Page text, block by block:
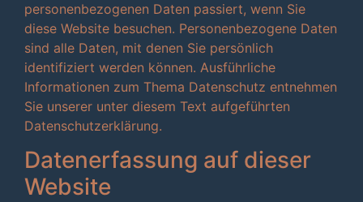
personenbezogenen Daten passiert, wenn Sie
diese Website besuchen. Personenbezogene Daten
sind alle Daten, mit denen Sie persönlich
identifiziert werden können. Ausführliche
Informationen zum Thema Datenschutz entnehmen
Sie unserer unter diesem Text aufgeführten
Datenschutzerklärung.
Datenerfassung auf dieser
Website